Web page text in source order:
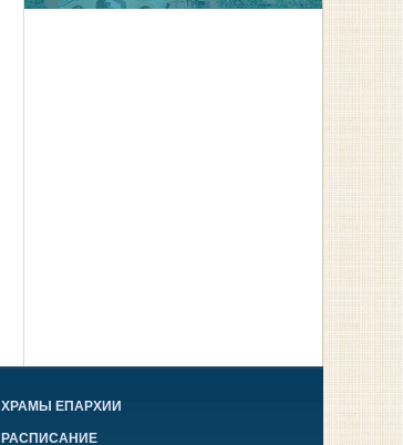
ХРАМЫ ЕПАРХИИ
РАСПИСАНИЕ